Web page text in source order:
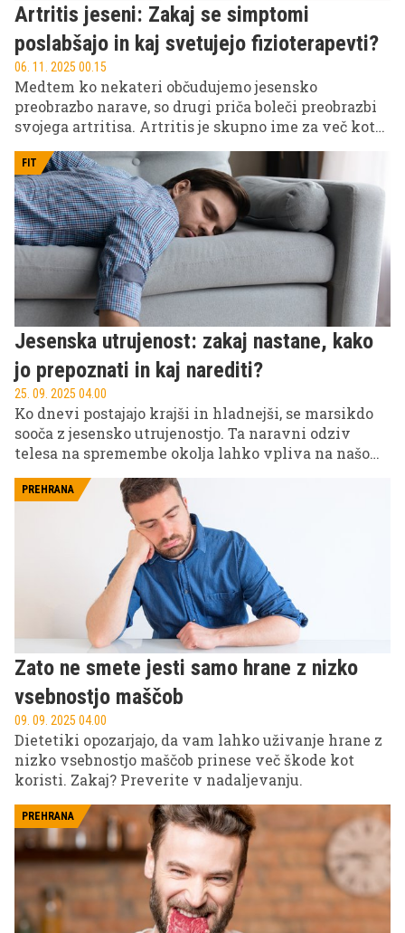
Artritis jeseni: Zakaj se simptomi
poslabšajo in kaj svetujejo fizioterapevti?
06. 11. 2025 00.15
Medtem ko nekateri občudujemo jesensko
preobrazbo narave, so drugi priča boleči preobrazbi
svojega artritisa. Artritis je skupno ime za več kot
in bolečino. Jeseni se simptomi pogosto poslabšajo,
vendar obstajajo učinkoviti načini kako jih
preprečiti ali pa vsaj omiliti.
FIT
Jesenska utrujenost: zakaj nastane, kako
jo prepoznati in kaj narediti?
25. 09. 2025 04.00
Ko dnevi postajajo krajši in hladnejši, se marsikdo
sooča z jesensko utrujenostjo. Ta naravni odziv
telesa na spremembe okolja lahko vpliva na našo
prepoznati simptome in odkrijte preverjene načine,
kako ohranjati vitalnost skozi hladnejše mesece.
PREHRANA
Zato ne smete jesti samo hrane z nizko
vsebnostjo maščob
09. 09. 2025 04.00
Dietetiki opozarjajo, da vam lahko uživanje hrane z
nizko vsebnostjo maščob prinese več škode kot
koristi. Zakaj? Preverite v nadaljevanju.
PREHRANA